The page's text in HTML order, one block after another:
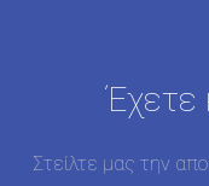
Έχετε
Στείλτε μας την